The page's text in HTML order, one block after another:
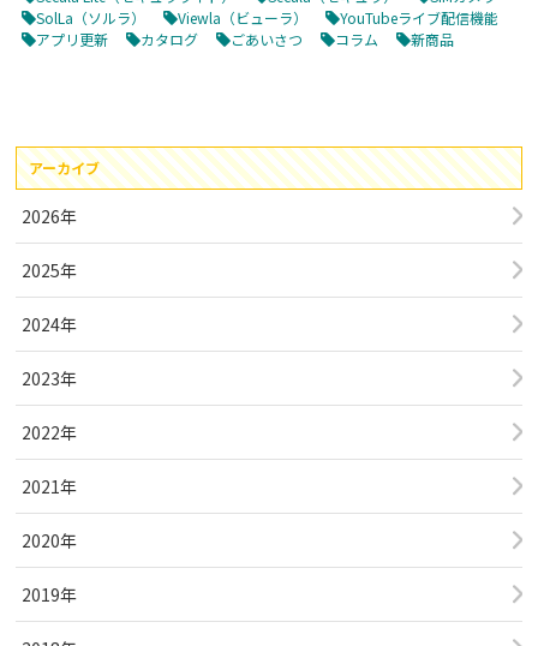
SolLa（ソルラ）
Viewla（ビューラ）
YouTubeライブ配信機能
アプリ更新
カタログ ごあいさつ コラム 新商品
アーカイブ
2026年
2025年
2024年
2023年
2022年
2021年
2020年
2019年